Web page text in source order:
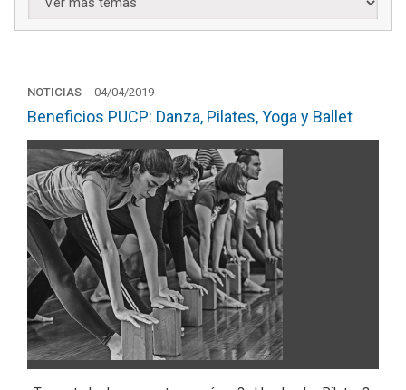
NOTICIAS 04/04/2019
Beneficios PUCP: Danza, Pilates, Yoga y Ballet